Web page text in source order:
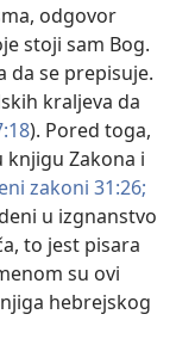
odgovor
stoji sam Bog.
da se prepisuje.
kraljeva da
). Pored toga,
knjigu Zakona i
zakoni 31:26;
u izgnanstvo
to jest pisara
su ovi
hebrejskog